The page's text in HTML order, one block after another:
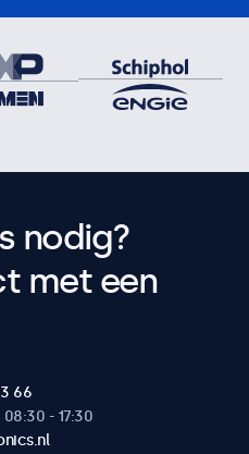
nodig?
met een
66
- 17:30